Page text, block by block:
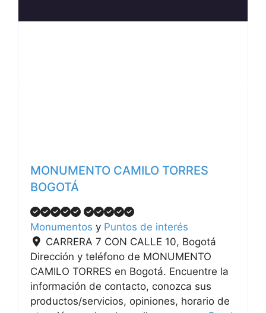
MONUMENTO CAMILO TORRES
BOGOTÁ
Monumentos y Puntos de interés
CARRERA 7 CON CALLE 10, Bogotá
Dirección y teléfono de MONUMENTO
CAMILO TORRES en Bogotá. Encuentre la
información de contacto, conozca sus
productos/servicios, opiniones, horario de